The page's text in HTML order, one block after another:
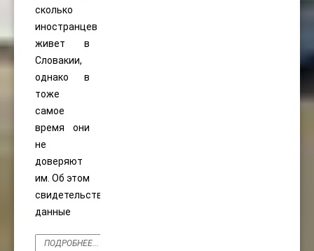
сколько
иностранцев
живет в
Словакии,
однако в
тоже
самое
время они
не
доверяют
им. Об этом
свидетельствуют
данные
ПОДРОБНЕЕ...